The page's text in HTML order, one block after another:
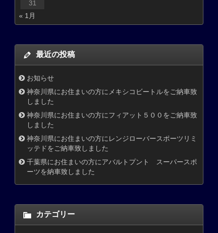
31
« 1月
最近の投稿
お知らせ
神奈川県にお住まいの方にメキシコビートルをご納車致
しました
神奈川県にお住まいの方にフィアット５００をご納車致
しました
神奈川県にお住まいの方にレンジローバースポーツリミ
ッテドをご納車致しました
千葉県にお住まいの方にアバルトプント スーパースポ
ーツを納車致しました
カテゴリー